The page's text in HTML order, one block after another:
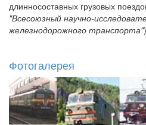
длинносоставных грузовых
"Всесоюзный научно-
железнодорожного транспорта")
Фотогалерея